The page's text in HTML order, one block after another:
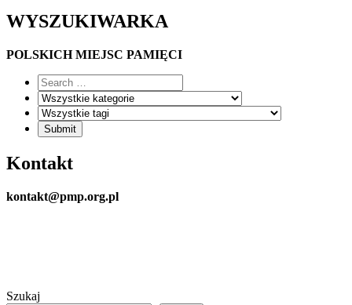
WYSZUKIWARKA
POLSKICH MIEJSC PAMIĘCI
Kontakt
kontakt@pmp.org.pl
Szukaj